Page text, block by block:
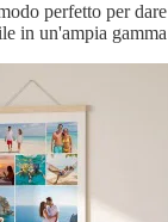
perfetto per
in un'ampia